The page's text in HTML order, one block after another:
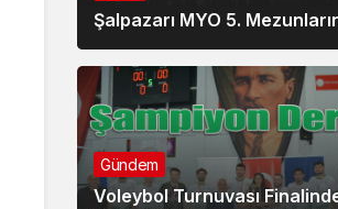
Şalpazarı MYO 5.
Gündem
Voleybol Turnuvası